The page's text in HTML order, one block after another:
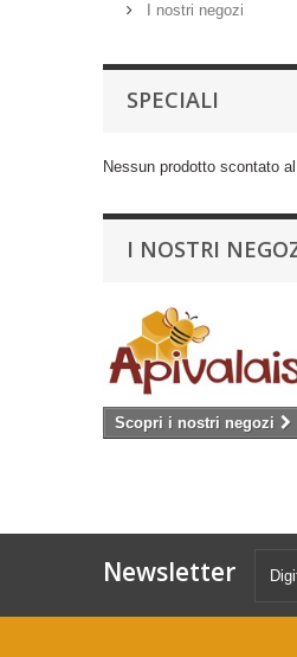
I nostri negozi
SPECIALI
Nessun prodotto scontato
I NOSTRI
Scopri i nostri negozi
Newsletter